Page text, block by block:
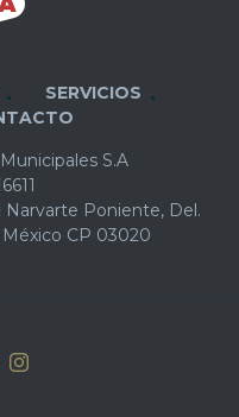
SERVICIOS
S.A
Poniente, Del.
CP 03020